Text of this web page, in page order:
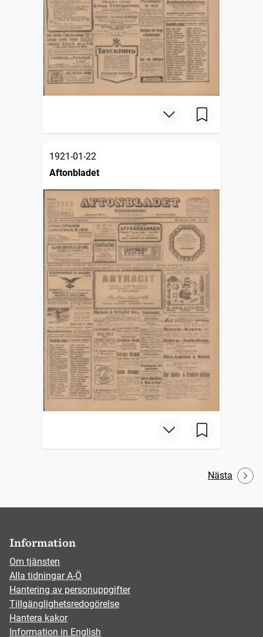
1921-01-22
Aftonbladet
Nästa
Information
Om tjänsten
Alla tidningar A-Ö
Hantering av personuppgifter
Tillgänglighetsredogörelse
Hantera kakor
Information in English